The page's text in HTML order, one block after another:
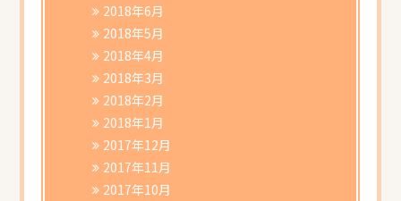
2018年6月
2018年5月
2018年4月
2018年3月
2018年2月
2018年1月
2017年12月
2017年11月
2017年10月